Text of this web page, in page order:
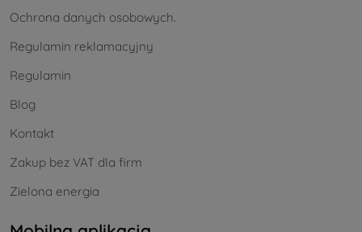
Ochrona danych osobowych.
Regulamin reklamacyjny
Regulamin
Blog
Kontakt
Zakup bez VAT dla firm
Zielona energia